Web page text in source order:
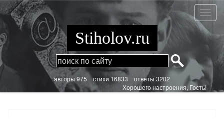
Перейти
к
основному
содержанию
Дар
Stiholov.ru
aвторы 975стихи 16833 ответы 3202
Хорошего настроения, Гость!